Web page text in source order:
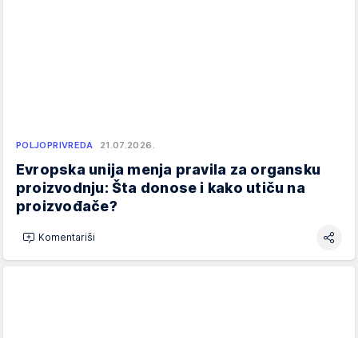
POLJOPRIVREDA 21.07.2026.
Evropska unija menja pravila za organsku
proizvodnju: Šta donose i kako utiču na
proizvođače?
Komentariši